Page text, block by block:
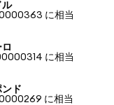
ル
に相当
に相当
ンド
に相当